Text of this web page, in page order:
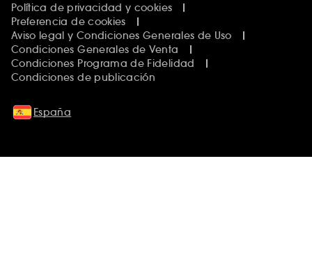
Política de privacidad y cookies
Preferencia de cookies
Aviso legal y Condiciones Generales de Uso
Condiciones Generales de Venta
Condiciones Programa de Fidelidad
Condiciones de publicación
España